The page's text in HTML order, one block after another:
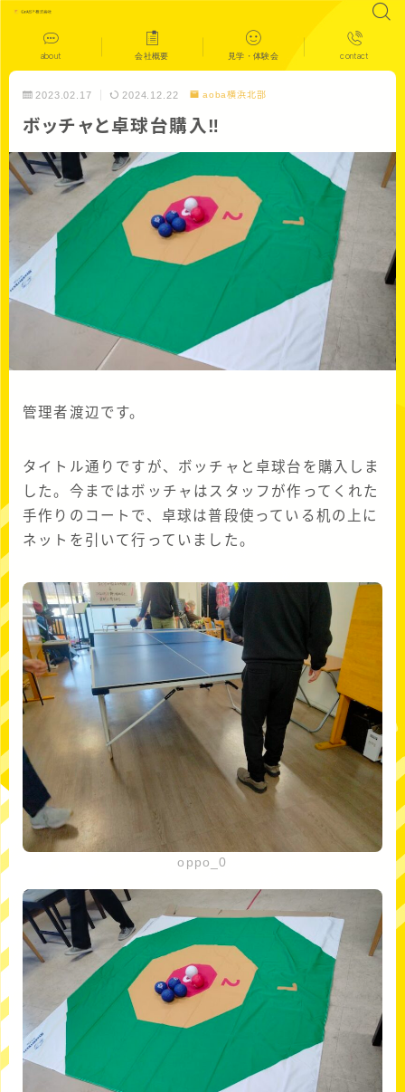
about 会社概要 見学・体験会 contact
2023.02.17 2024.12.22 aoba横浜北部
ボッチャと卓球台購入‼︎
管理者渡辺です。
タイトル通りですが、ボッチャと卓球台を購入しま
した。今まではボッチャはスタッフが作ってくれた
手作りのコートで、卓球は普段使っている机の上に
ネットを引いて行っていました。
oppo_0